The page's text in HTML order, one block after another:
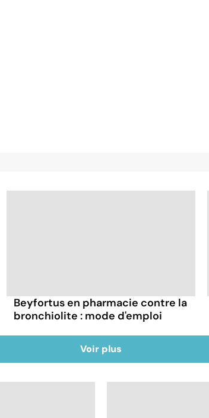
Beyfortus en pharmacie contre la
bronchiolite : mode d'emploi
Voir plus